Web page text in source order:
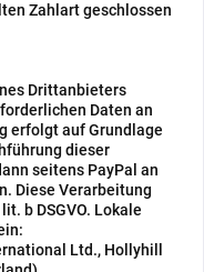
Zahlart geschlossen
Drittanbieters
Daten an
erfolgt auf Grundlage
dieser
seitens PayPal an
Diese Verarbeitung
b DSGVO. Lokale
Ltd., Hollyhill